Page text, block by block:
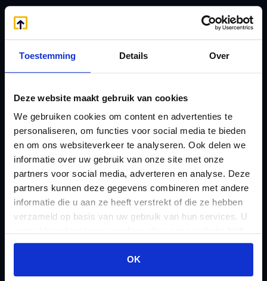
Toestemming Details Over
Deze website maakt gebruik van cookies
We gebruiken cookies om content en advertenties te
personaliseren, om functies voor social media te bieden
en om ons websiteverkeer te analyseren. Ook delen we
informatie over uw gebruik van onze site met onze
partners voor social media, adverteren en analyse. Deze
partners kunnen deze gegevens combineren met andere
informatie die u aan ze heeft verstrekt of die ze hebben
verzameld op basis van uw gebruik van hun services. U
gebruiken.
OK
Handige links
Afkoop Stamrecht
B
rekeningnummer
Checklist IB 2023 (PDF)
Checklist IB 2023 (Word)
Checklist IB 2024 (PDF)
Checklist IB 2024 (Word)
Checklist IB 2025 (PDF)
Contact
Jaarstukken opstellen
L
Lijfrente BV
Liquidatie Pensioen BV
Loonadministratie
verzorgen
Mogelijkheden
Stamrecht BV
O
ODV BV
Ontbinden Stamrecht
BV